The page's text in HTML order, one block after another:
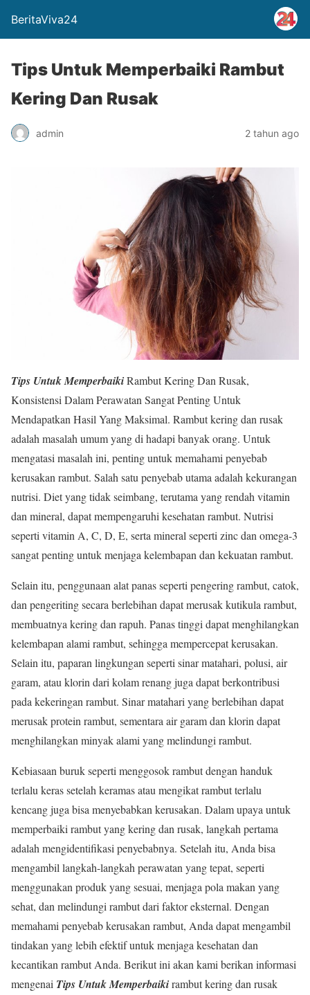
BeritaViva24
Tips Untuk Memperbaiki Rambut
Kering Dan Rusak
admin 2 tahun ago
Tips Untuk MemperbaikiRambut Kering Dan Rusak,
Konsistensi Dalam Perawatan Sangat Penting Untuk
Mendapatkan Hasil Yang Maksimal. Rambut kering dan rusak
adalah masalah umum yang di hadapi banyak orang. Untuk
mengatasi masalah ini, penting untuk memahami penyebab
kerusakan rambut. Salah satu penyebab utama adalah kekurangan
nutrisi. Diet yang tidak seimbang, terutama yang rendah vitamin
dan mineral, dapat mempengaruhi kesehatan rambut. Nutrisi
seperti vitamin A, C, D, E, serta mineral seperti zinc dan omega-3
sangat penting untuk menjaga kelembapan dan kekuatan rambut.
Selain itu, penggunaan alat panas seperti pengering rambut, catok,
dan pengeriting secara berlebihan dapat merusak kutikula rambut,
membuatnya kering dan rapuh. Panas tinggi dapat menghilangkan
kelembapan alami rambut, sehingga mempercepat kerusakan.
Selain itu, paparan lingkungan seperti sinar matahari, polusi, air
garam, atau klorin dari kolam renang juga dapat berkontribusi
pada kekeringan rambut. Sinar matahari yang berlebihan dapat
merusak protein rambut, sementara air garam dan klorin dapat
menghilangkan minyak alami yang melindungi rambut.
Kebiasaan buruk seperti menggosok rambut dengan handuk
terlalu keras setelah keramas atau mengikat rambut terlalu
kencang juga bisa menyebabkan kerusakan. Dalam upaya untuk
memperbaiki rambut yang kering dan rusak, langkah pertama
adalah mengidentifikasi penyebabnya. Setelah itu, Anda bisa
mengambil langkah-langkah perawatan yang tepat, seperti
menggunakan produk yang sesuai, menjaga pola makan yang
sehat, dan melindungi rambut dari faktor eksternal. Dengan
memahami penyebab kerusakan rambut, Anda dapat mengambil
tindakan yang lebih efektif untuk menjaga kesehatan dan
kecantikan rambut Anda. Berikut ini akan kami berikan informasi
mengenai Tips Untuk Memperbaikirambut kering dan rusak